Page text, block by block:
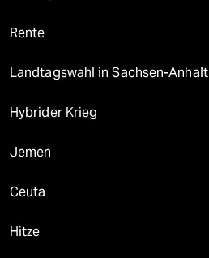
Rente
Landtagswahl in Sachsen-Anhalt
Hybrider Krieg
Jemen
Ceuta
Hitze